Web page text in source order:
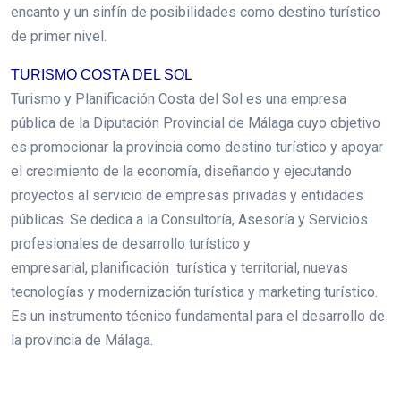
encanto y un sinfín de posibilidades como destino turístico
de primer nivel.
TURISMO COSTA DEL SOL
Turismo y Planificación Costa del Sol es una empresa
pública de la Diputación Provincial de Málaga cuyo objetivo
es promocionar la provincia como destino turístico y apoyar
el crecimiento de la economía, diseñando y ejecutando
proyectos al servicio de empresas privadas y entidades
públicas. Se dedica a la Consultoría, Asesoría y Servicios
profesionales de desarrollo turístico y
empresarial, planificación turística y territorial, nuevas
tecnologías y modernización turística y marketing turístico.
Es un instrumento técnico fundamental para el desarrollo de
la provincia de Málaga.